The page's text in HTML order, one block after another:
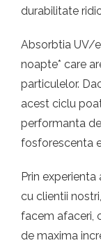
durabilitate
Absorbtia UV/
noapte* care
particulelor.
acest ciclu
performanta
fosforescenta
Prin
cu clientii
facem afaceri,
de maxima